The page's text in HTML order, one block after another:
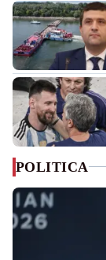
POLITICA